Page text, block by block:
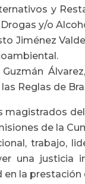
y
y/o
Jiménez
Reglas de
magistrados
de la
trabajo,
una justicia
en la prestación